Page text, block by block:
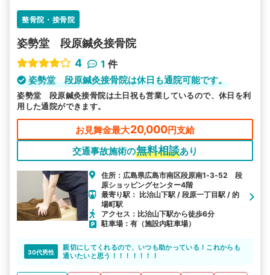
整骨院・接骨院
姿勢堂 段原鍼灸接骨院
4
1 件
姿勢堂 段原鍼灸接骨院は休日も通院可能です。
姿勢堂 段原鍼灸接骨院は土日祝も営業しているので、休日を利
用した通院ができます。
お見舞金最大20,000円支給
交通事故施術の無料相談あり
住所：広島県広島市南区段原南1‐3‐52 段
原ショッピングセンター4階
最寄り駅： 比治山下駅 / 段原一丁目駅 / 的
場町駅
アクセス：比治山下駅から徒歩6分
駐車場：有（施設内駐車場）
30代男性
親切にしてくれるので、いつも助かっている！これからも
通いたいと思う！！！！！！！